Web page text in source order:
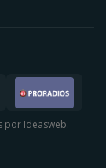
por Ideasweb.